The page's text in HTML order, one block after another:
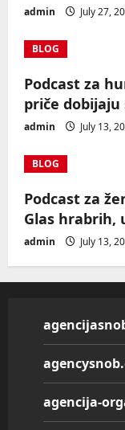
admin July 27,
BLOG
Podcast za
priče dobijaju
admin July 13,
BLOG
Podcast za
Glas hrabrih,
admin July 13,
agencija-